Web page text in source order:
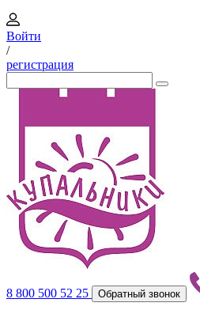
Войти
/
регистрация
8 800 500 52 25 Обратный звонок